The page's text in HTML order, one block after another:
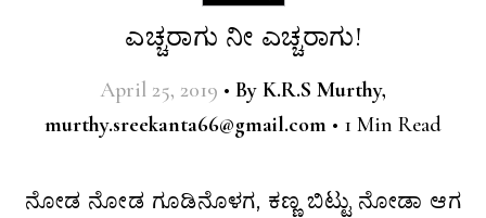
ಎಚ್ಚರಾಗು ನೀ ಎಚ್ಚರಾಗು!
April 25, 2019 • By K.R.S Murthy,
murthy.sreekanta66@gmail.com • 1 Min Read
ನೋಡ ನೋಡ ಗೂಡಿನೊಳಗ, ಕಣ್ಣ ಬಿಟ್ಟು ನೋಡಾ ಆಗ